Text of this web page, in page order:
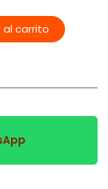
al carrito